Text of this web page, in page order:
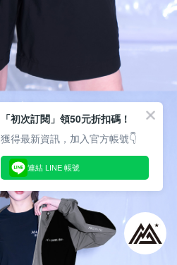
「初次訂閱」領50元折扣碼！
獲得最新資訊，加入官方帳號👇
連結 LINE 帳號